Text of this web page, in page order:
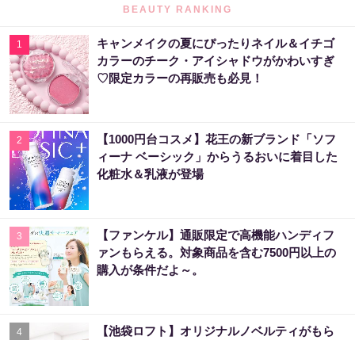
BEAUTY RANKING
1
キャンメイクの夏にぴったりネイル＆イチゴ
カラーのチーク・アイシャドウがかわいすぎ
♡限定カラーの再販売も必見！
2
【1000円台コスメ】花王の新ブランド「ソフ
ィーナ ベーシック」からうるおいに着目した
化粧水＆乳液が登場
3
【ファンケル】通販限定で高機能ハンディフ
ァンもらえる。対象商品を含む7500円以上の
購入が条件だよ～。
4
【池袋ロフト】オリジナルノベルティがもら